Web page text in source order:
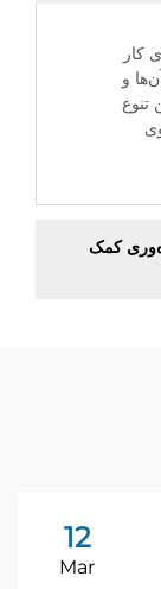
کار
و
تنوع
کمک
12
Mar